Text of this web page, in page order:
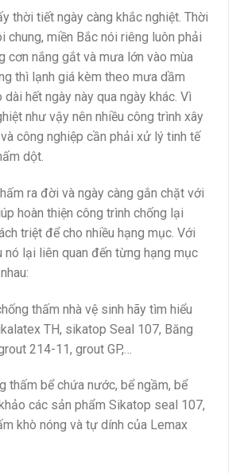
thời tiết ngày càng khắc nghiệt. Thời
chung, miền Bắc nói riêng luôn phải
cơn nắng gắt và mưa lớn vào mùa
thì lạnh giá kèm theo mưa dầm
hết ngày này qua ngày khác. Vì
như vậy nên nhiều công trình xây
công nghiệp cần phải xử lý tinh tế
dột.
ra đời và ngày càng gắn chặt với
hoàn thiện công trình chống lại
triệt để cho nhiều hạng mục. Với
lại liên quan đến từng hạng mục
thấm nhà vệ sinh hãy tìm hiểu
TH, sikatop Seal 107, Băng
214-11, grout GP,…
thấm bể chứa nước, bể ngầm, bể
các sản phẩm Sikatop seal 107,
khò nóng và tự dính của Lemax